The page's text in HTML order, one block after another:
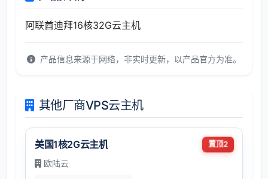
阿联酋迪拜16核32G云主机
产品信息来源于网络，非实时更新，以产品官方为准。
其他厂商VPS云主机
美国1核2G云主机 置顶2
欧陆云